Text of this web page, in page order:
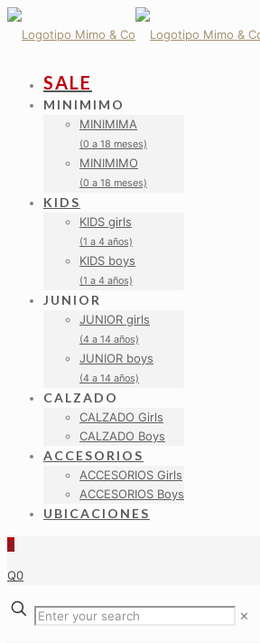
SALE
MINIMIMO
MINIMIMA
(0 a 18 meses)
MINIMIMO
(0 a 18 meses)
KIDS
KIDS girls
(1 a 4 años)
KIDS boys
(1 a 4 años)
JUNIOR
JUNIOR girls
(4 a 14 años)
JUNIOR boys
(4 a 14 años)
CALZADO
CALZADO Girls
CALZADO Boys
ACCESORIOS
ACCESORIOS Girls
ACCESORIOS Boys
UBICACIONES
0
Q0
✕